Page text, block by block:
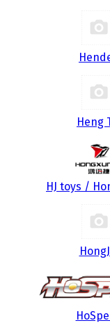
Heng
HJ toys /